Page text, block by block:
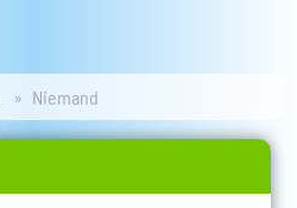
Niemand